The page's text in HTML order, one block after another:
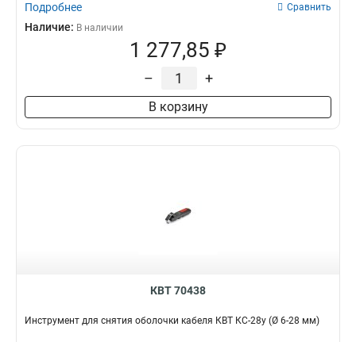
Подробнее Сравнить
Наличие: В наличии
1 277,85 ₽
– +
В корзину
КВТ 70438
Инструмент для снятия оболочки кабеля КВТ КС-28у (Ø 6-28 мм)